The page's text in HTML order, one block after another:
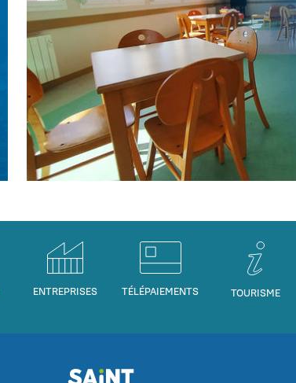
ENTREPRISES TÉLÉPAIEMENTS TOURISME